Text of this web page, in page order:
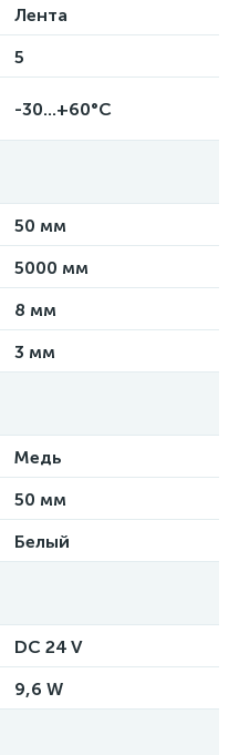
Лента
5
-30...+60°С
50 мм
5000 мм
8 мм
3 мм
Медь
50 мм
Белый
DC 24 V
9,6 W